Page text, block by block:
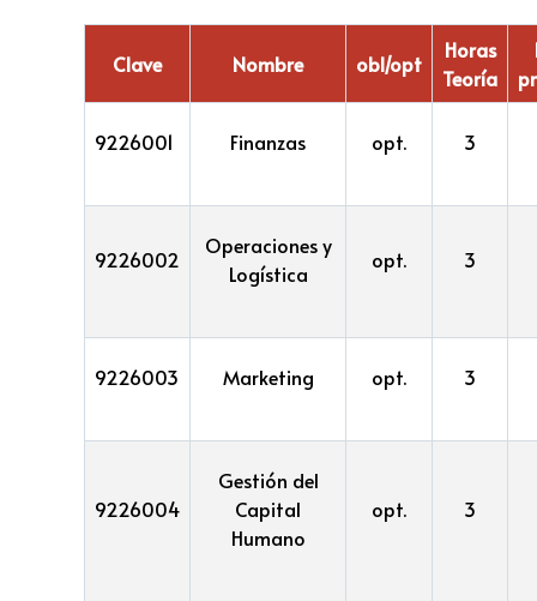
Clave Nombre obl/opt
Horas
Teoría
9226001 Finanzas opt. 3
9226002
Operaciones y
Logística
opt. 3
9226003 Marketing opt. 3
9226004
Gestión del
Capital
Humano
opt. 3